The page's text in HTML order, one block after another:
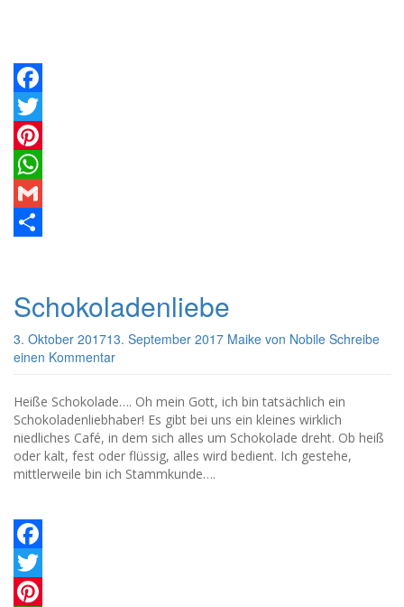
Facebook
Twitter
Pinterest
WhatsApp
Gmail
Schokoladenliebe
3. Oktober 201713. September 2017 Maike von Nobile Schreibe
einen Kommentar
Heiße Schokolade…. Oh mein Gott, ich bin tatsächlich ein
Schokoladenliebhaber! Es gibt bei uns ein kleines wirklich
niedliches Café, in dem sich alles um Schokolade dreht. Ob heiß
oder kalt, fest oder flüssig, alles wird bedient. Ich gestehe,
mittlerweile bin ich Stammkunde….
Facebook
Twitter